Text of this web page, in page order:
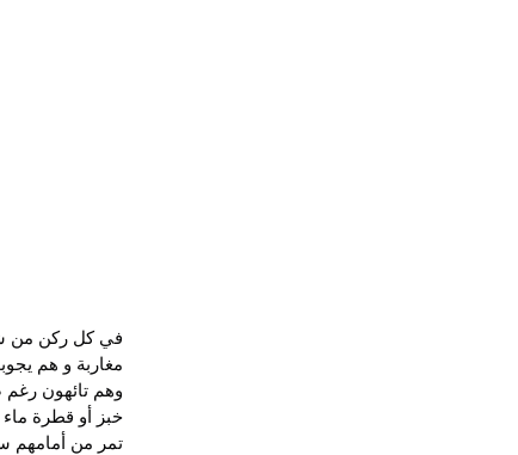
في كل ركن من
مغاربة و هم
وهم تائهون
خبز أو قطرة
تمر من أمامهم